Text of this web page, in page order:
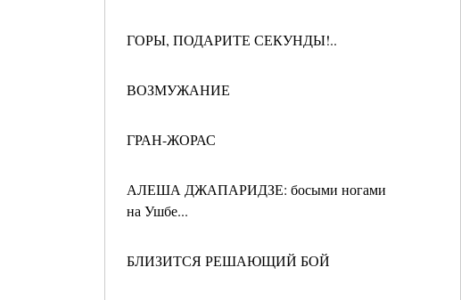
ГОРЫ, ПОДАРИТЕ СЕКУНДЫ!..
ВОЗМУЖАНИЕ
ГРАН-ЖОРАС
АЛЕША ДЖАПАРИДЗЕ: босыми ногами
на Ушбе...
БЛИЗИТСЯ РЕШАЮЩИЙ БОЙ